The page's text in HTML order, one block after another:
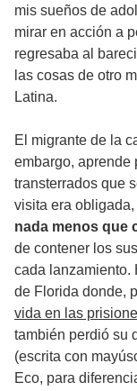
mis sueños de
mirar en acción a
regresaba al
las cosas de otro
Latina.
El migrante de la
embargo, aprende
transterrados que
visita era obligada,
nada menos que
de contener los
cada lanzamiento.
de Florida donde,
vida en las
también perdió su
(escrita con
Eco, para